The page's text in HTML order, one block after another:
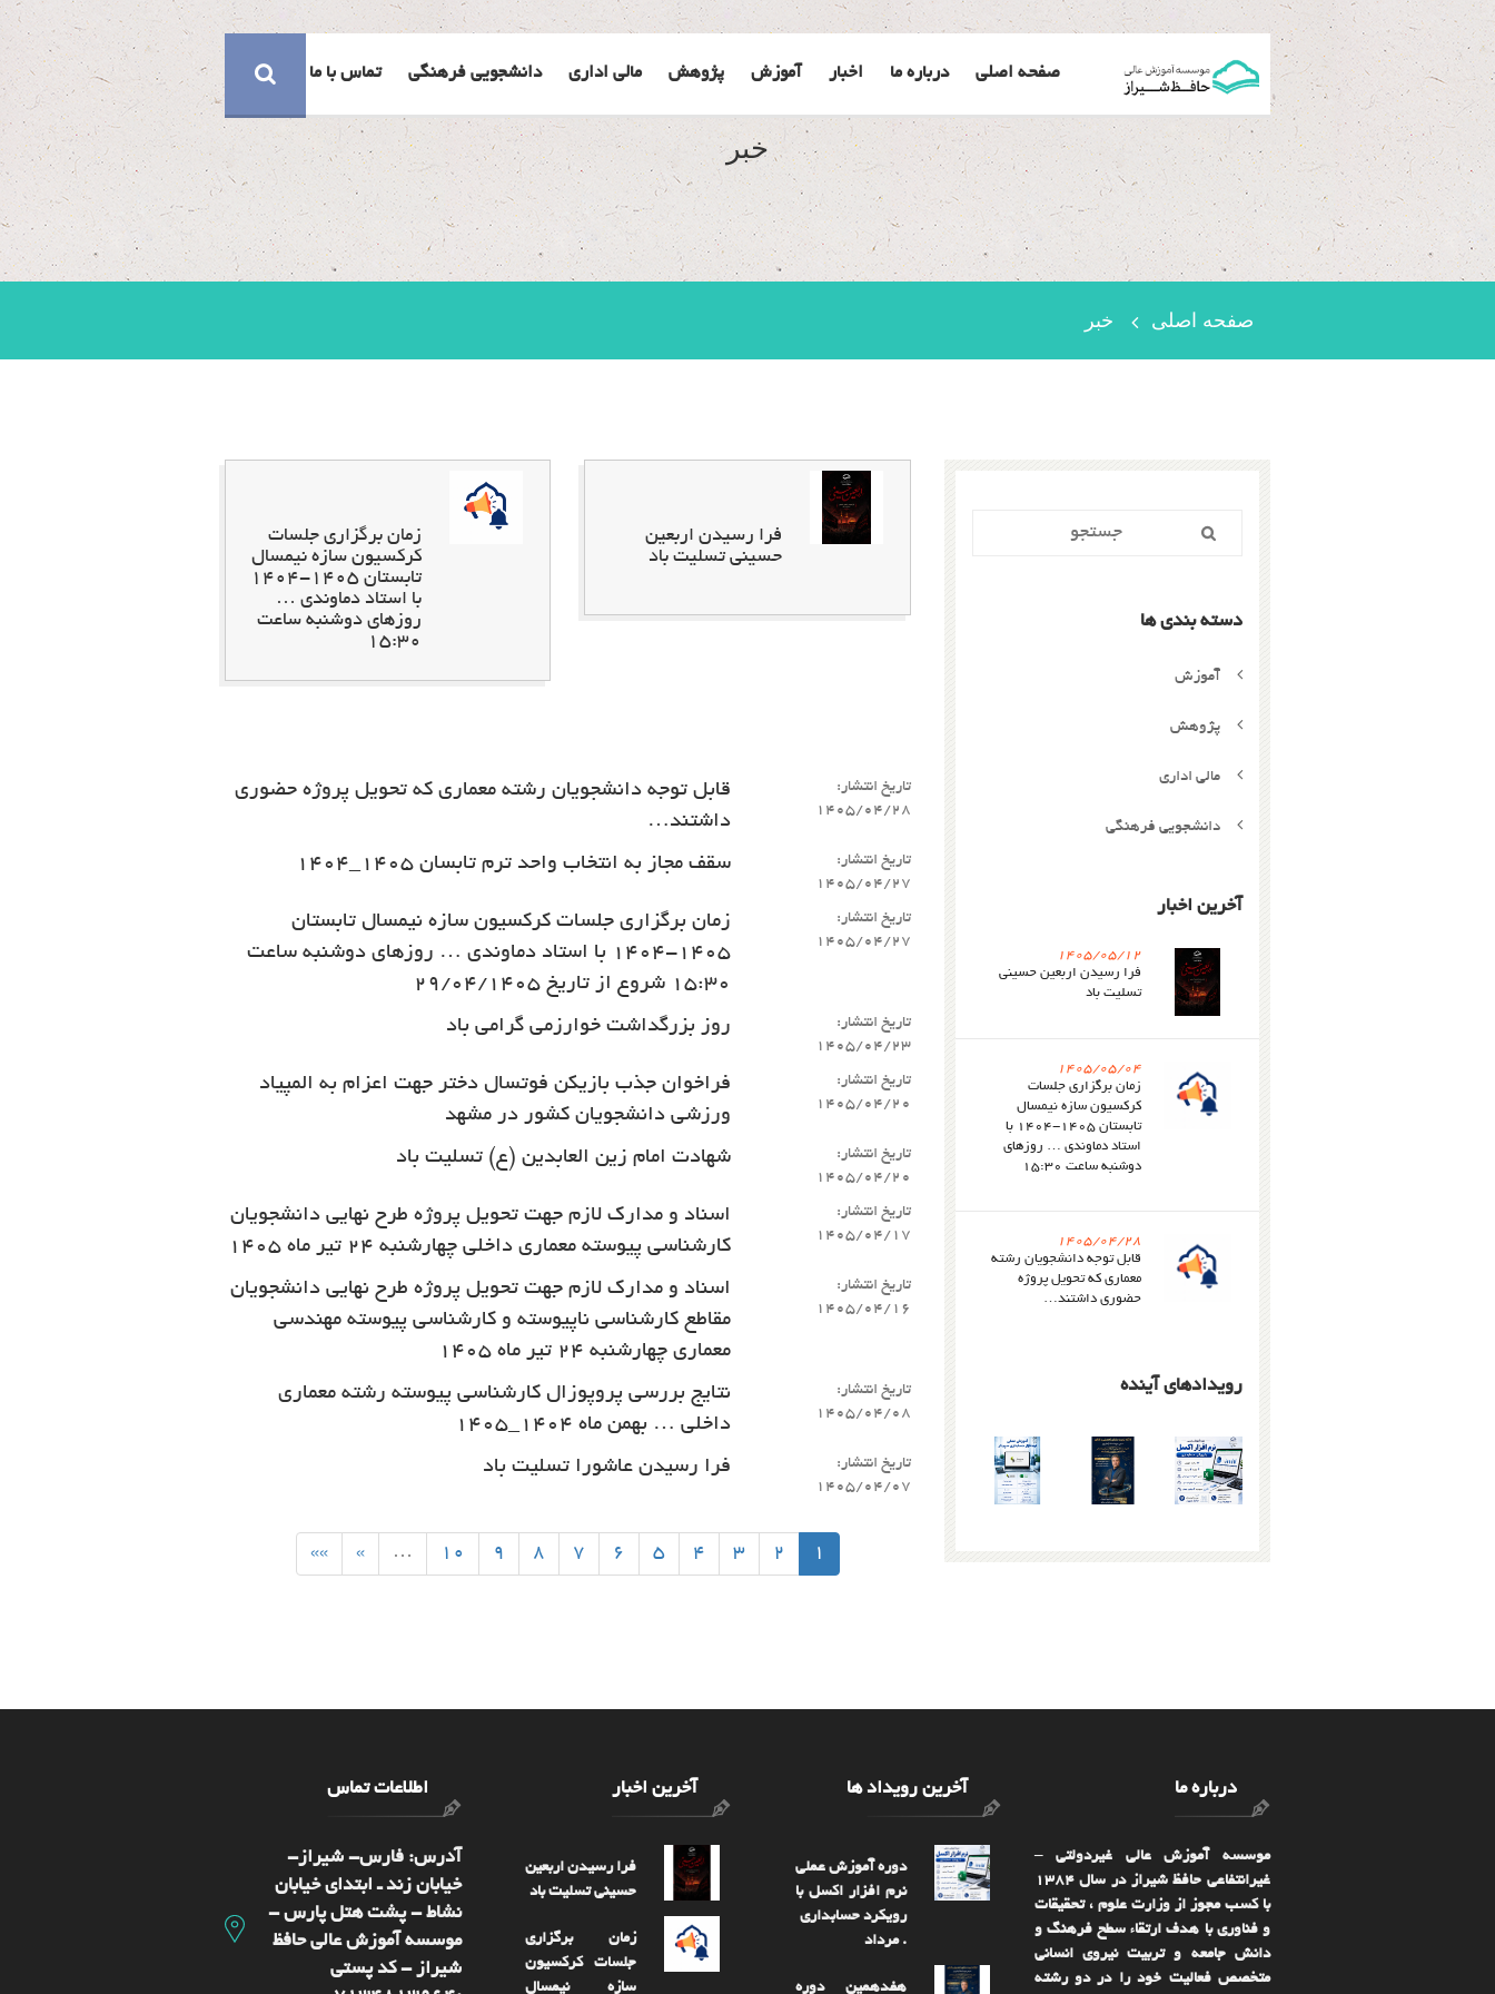
صفحه اصلی درباره ما اخبار آموزش پژوهش مالی اداری دانشجویی فرهنگی تماس با ما
خبر
صفحه اصلی خبر
دسته بندی ها
آموزش
پژوهش
مالی اداری
دانشجویی فرهنگی
آخرین اخبار
1405/05/12
فرا رسیدن اربعین حسینی
تسلیت باد
1405/05/04
زمان برگزاری جلسات
کرکسیون سازه نیمسال
تابستان 1405-1404 با
استاد دماوندی … روزهای
دوشنبه ساعت 15:30
1405/04/28
قابل توجه دانشجویان رشته
معماری که تحویل پروژه
حضوری داشتند…
رویدادهای آینده
فرا رسیدن اربعین
حسینی تسلیت باد
زمان برگزاری جلسات
کرکسیون سازه نیمسال
تابستان 1405-1404
با استاد دماوندی …
روزهای دوشنبه ساعت
15:30
تاریخ انتشار:
1405/04/28
قابل توجه دانشجویان رشته معماری که تحویل پروژه حضوری
داشتند…
تاریخ انتشار:
1405/04/27
سقف مجاز به انتخاب واحد ترم تابسان 1405_1404
تاریخ انتشار:
1405/04/27
زمان برگزاری جلسات کرکسیون سازه نیمسال تابستان
1405-1404 با استاد دماوندی … روزهای دوشنبه ساعت
15:30 شروع از تاریخ 29/04/1405
تاریخ انتشار:
1405/04/23
روز بزرگداشت خوارزمی گرامی باد
تاریخ انتشار:
1405/04/20
فراخوان جذب بازیکن فوتسال دختر جهت اعزام به المپیاد
ورزشی دانشجویان کشور در مشهد
تاریخ انتشار:
1405/04/20
شهادت امام زین العابدین (ع) تسلیت باد
تاریخ انتشار:
1405/04/17
اسناد و مدارک لازم جهت تحویل پروژه طرح نهایی دانشجویان
کارشناسی پیوسته معماری داخلی چهارشنبه ۲۴ تیر ماه 1405
تاریخ انتشار:
1405/04/16
اسناد و مدارک لازم جهت تحویل پروژه طرح نهایی دانشجویان
مقاطع کارشناسی ناپیوسته و کارشناسی پیوسته مهندسی
معماری چهارشنبه ۲۴ تیر ماه 1405
تاریخ انتشار:
1405/04/08
نتایج بررسی پروپوزال کارشناسی پیوسته رشته معماری
داخلی … بهمن ماه ۱۴۰4_1405
تاریخ انتشار:
1405/04/07
فرا رسیدن عاشورا تسلیت باد
1
2
3
4
5
6
7
8
9
10
…
»
»»
درباره ما
موسسه آموزش عالی غیردولتی –
غیرانتفاعی حافظ شیراز در سال ۱۳۸۴
با کسب مجوز از وزارت علوم ، تحقیقات
و فناوری با هدف ارتقاء سطح فرهنگ و
دانش جامعه و تربیت نیروی انسانی
متخصص فعالیت خود را در دو رشته
آخرین رویداد ها
دوره آموزش عملی
نرم افزار اکسل با
رویکرد حسابداری
. مرداد
هفدهمین دوره
آخرین اخبار
فرا رسیدن اربعین
حسینی تسلیت باد
زمان برگزاری
جلسات کرکسیون
سازه نیمسال
اطلاعات تماس
آدرس: فارس- شيراز-
خیابان زند ـ ابتدای خیابان
نشاط - پشت هتل پارس -
موسسه آموزش عالی حافظ
شیراز - کد پستی